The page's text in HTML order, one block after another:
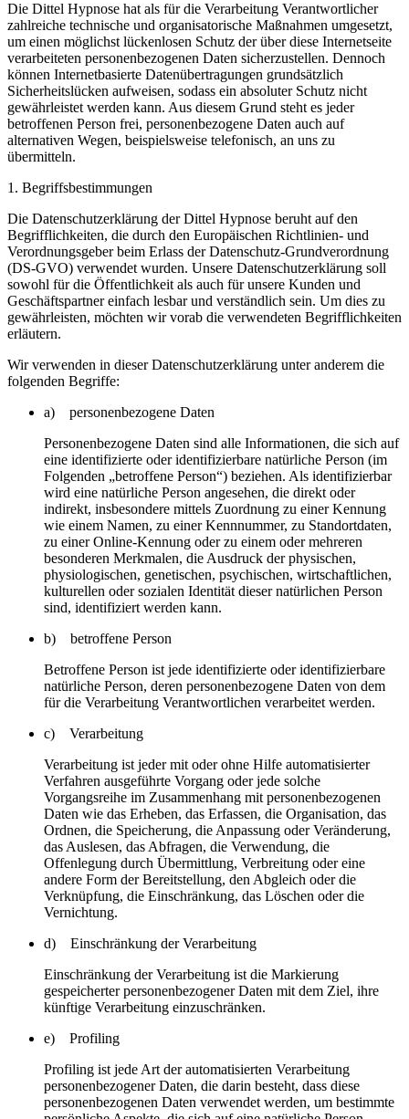
Die Dittel Hypnose hat als für die Verarbeitung Verantwortlicher
zahlreiche technische und organisatorische Maßnahmen umgesetzt,
um einen möglichst lückenlosen Schutz der über diese Internetseite
verarbeiteten personenbezogenen Daten sicherzustellen. Dennoch
können Internetbasierte Datenübertragungen grundsätzlich
Sicherheitslücken aufweisen, sodass ein absoluter Schutz nicht
gewährleistet werden kann. Aus diesem Grund steht es jeder
betroffenen Person frei, personenbezogene Daten auch auf
alternativen Wegen, beispielsweise telefonisch, an uns zu
übermitteln.
1. Begriffsbestimmungen
Die Datenschutzerklärung der Dittel Hypnose beruht auf den
Begrifflichkeiten, die durch den Europäischen Richtlinien- und
Verordnungsgeber beim Erlass der Datenschutz-Grundverordnung
(DS-GVO) verwendet wurden. Unsere Datenschutzerklärung soll
sowohl für die Öffentlichkeit als auch für unsere Kunden und
Geschäftspartner einfach lesbar und verständlich sein. Um dies zu
gewährleisten, möchten wir vorab die verwendeten Begrifflichkeiten
erläutern.
Wir verwenden in dieser Datenschutzerklärung unter anderem die
folgenden Begriffe:
a) personenbezogene Daten
Personenbezogene Daten sind alle Informationen, die sich auf
eine identifizierte oder identifizierbare natürliche Person (im
Folgenden „betroffene Person“) beziehen. Als identifizierbar
wird eine natürliche Person angesehen, die direkt oder
indirekt, insbesondere mittels Zuordnung zu einer Kennung
wie einem Namen, zu einer Kennnummer, zu Standortdaten,
zu einer Online-Kennung oder zu einem oder mehreren
besonderen Merkmalen, die Ausdruck der physischen,
physiologischen, genetischen, psychischen, wirtschaftlichen,
kulturellen oder sozialen Identität dieser natürlichen Person
sind, identifiziert werden kann.
b) betroffene Person
Betroffene Person ist jede identifizierte oder identifizierbare
natürliche Person, deren personenbezogene Daten von dem
für die Verarbeitung Verantwortlichen verarbeitet werden.
c) Verarbeitung
Verarbeitung ist jeder mit oder ohne Hilfe automatisierter
Verfahren ausgeführte Vorgang oder jede solche
Vorgangsreihe im Zusammenhang mit personenbezogenen
Daten wie das Erheben, das Erfassen, die Organisation, das
Ordnen, die Speicherung, die Anpassung oder Veränderung,
das Auslesen, das Abfragen, die Verwendung, die
Offenlegung durch Übermittlung, Verbreitung oder eine
andere Form der Bereitstellung, den Abgleich oder die
Verknüpfung, die Einschränkung, das Löschen oder die
Vernichtung.
d) Einschränkung der Verarbeitung
Einschränkung der Verarbeitung ist die Markierung
gespeicherter personenbezogener Daten mit dem Ziel, ihre
künftige Verarbeitung einzuschränken.
e) Profiling
Profiling ist jede Art der automatisierten Verarbeitung
personenbezogener Daten, die darin besteht, dass diese
personenbezogenen Daten verwendet werden, um bestimmte